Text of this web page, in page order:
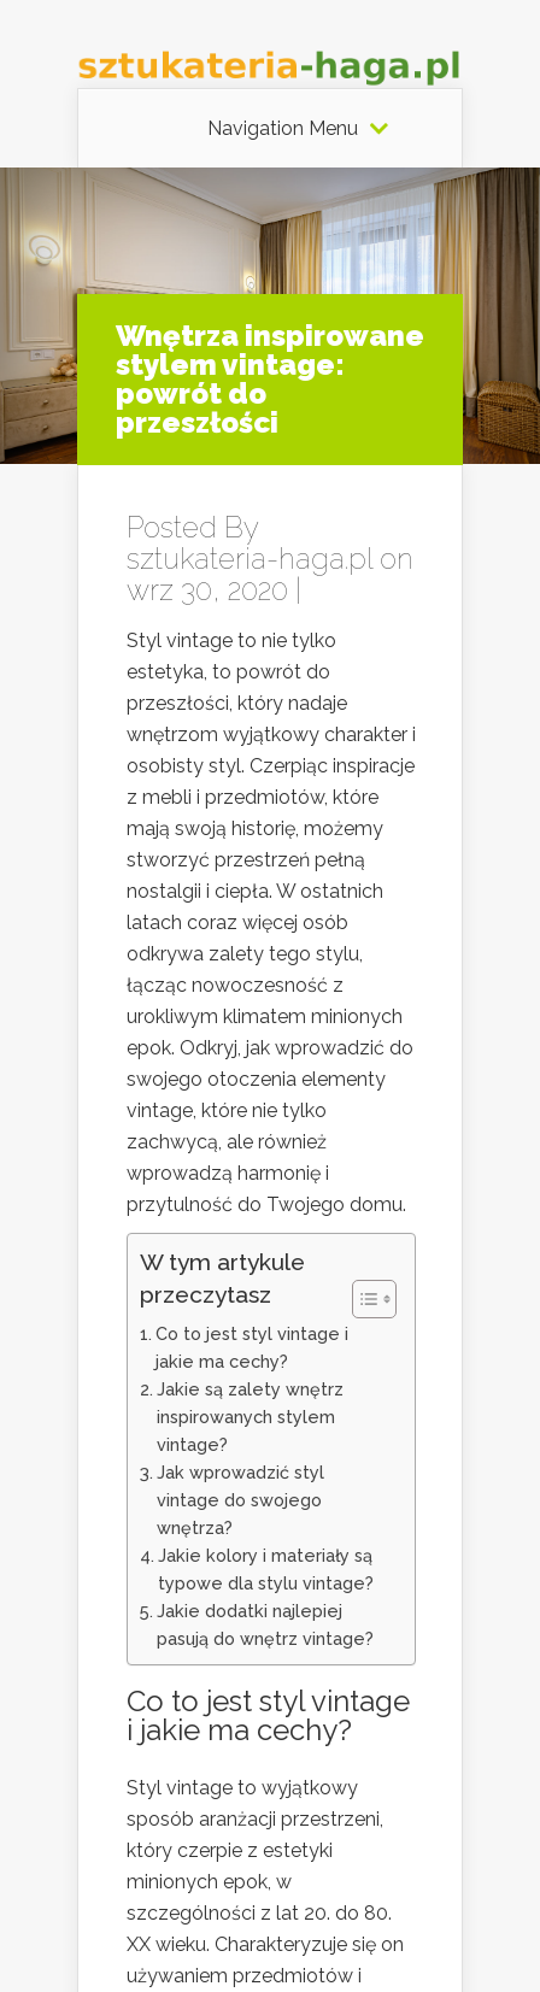
Navigation Menu
Wnętrza inspirowane
stylem vintage:
powrót do
przeszłości
Posted By
sztukateria-haga.plon
wrz 30, 2020 |
Styl vintage to nie tylko
estetyka, to powrót do
przeszłości, który nadaje
wnętrzom wyjątkowy charakter i
osobisty styl. Czerpiąc inspiracje
z mebli i przedmiotów, które
mają swoją historię, możemy
stworzyć przestrzeń pełną
nostalgii i ciepła. W ostatnich
latach coraz więcej osób
odkrywa zalety tego stylu,
łącząc nowoczesność z
urokliwym klimatem minionych
epok. Odkryj, jak wprowadzić do
swojego otoczenia elementy
vintage, które nie tylko
zachwycą, ale również
wprowadzą harmonię i
przytulność do Twojego domu.
W tym artykule
przeczytasz
Co to jest styl vintage i
jakie ma cechy?
Jakie są zalety wnętrz
inspirowanych stylem
vintage?
Jak wprowadzić styl
vintage do swojego
wnętrza?
Jakie kolory i materiały są
typowe dla stylu vintage?
Jakie dodatki najlepiej
pasują do wnętrz vintage?
Co to jest styl vintage
i jakie ma cechy?
Styl vintage to wyjątkowy
sposób aranżacji przestrzeni,
który czerpie z estetyki
minionych epok, w
szczególności z lat 20. do 80.
XX wieku. Charakteryzuje się on
używaniem przedmiotów i